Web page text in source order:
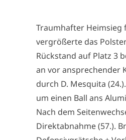
Traumhafter Heimsieg
vergrößerte das
Rückstand auf Platz 3
an vor ansprechender
durch D. Mesquita
um einen Ball ans
Nach dem
Direktabnahme (57.).